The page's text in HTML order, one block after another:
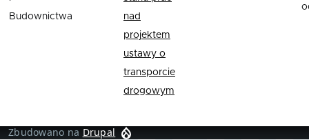
Budownictwa
nad
projektem
ustawy o
transporcie
drogowym
Zbudowano na Drupal